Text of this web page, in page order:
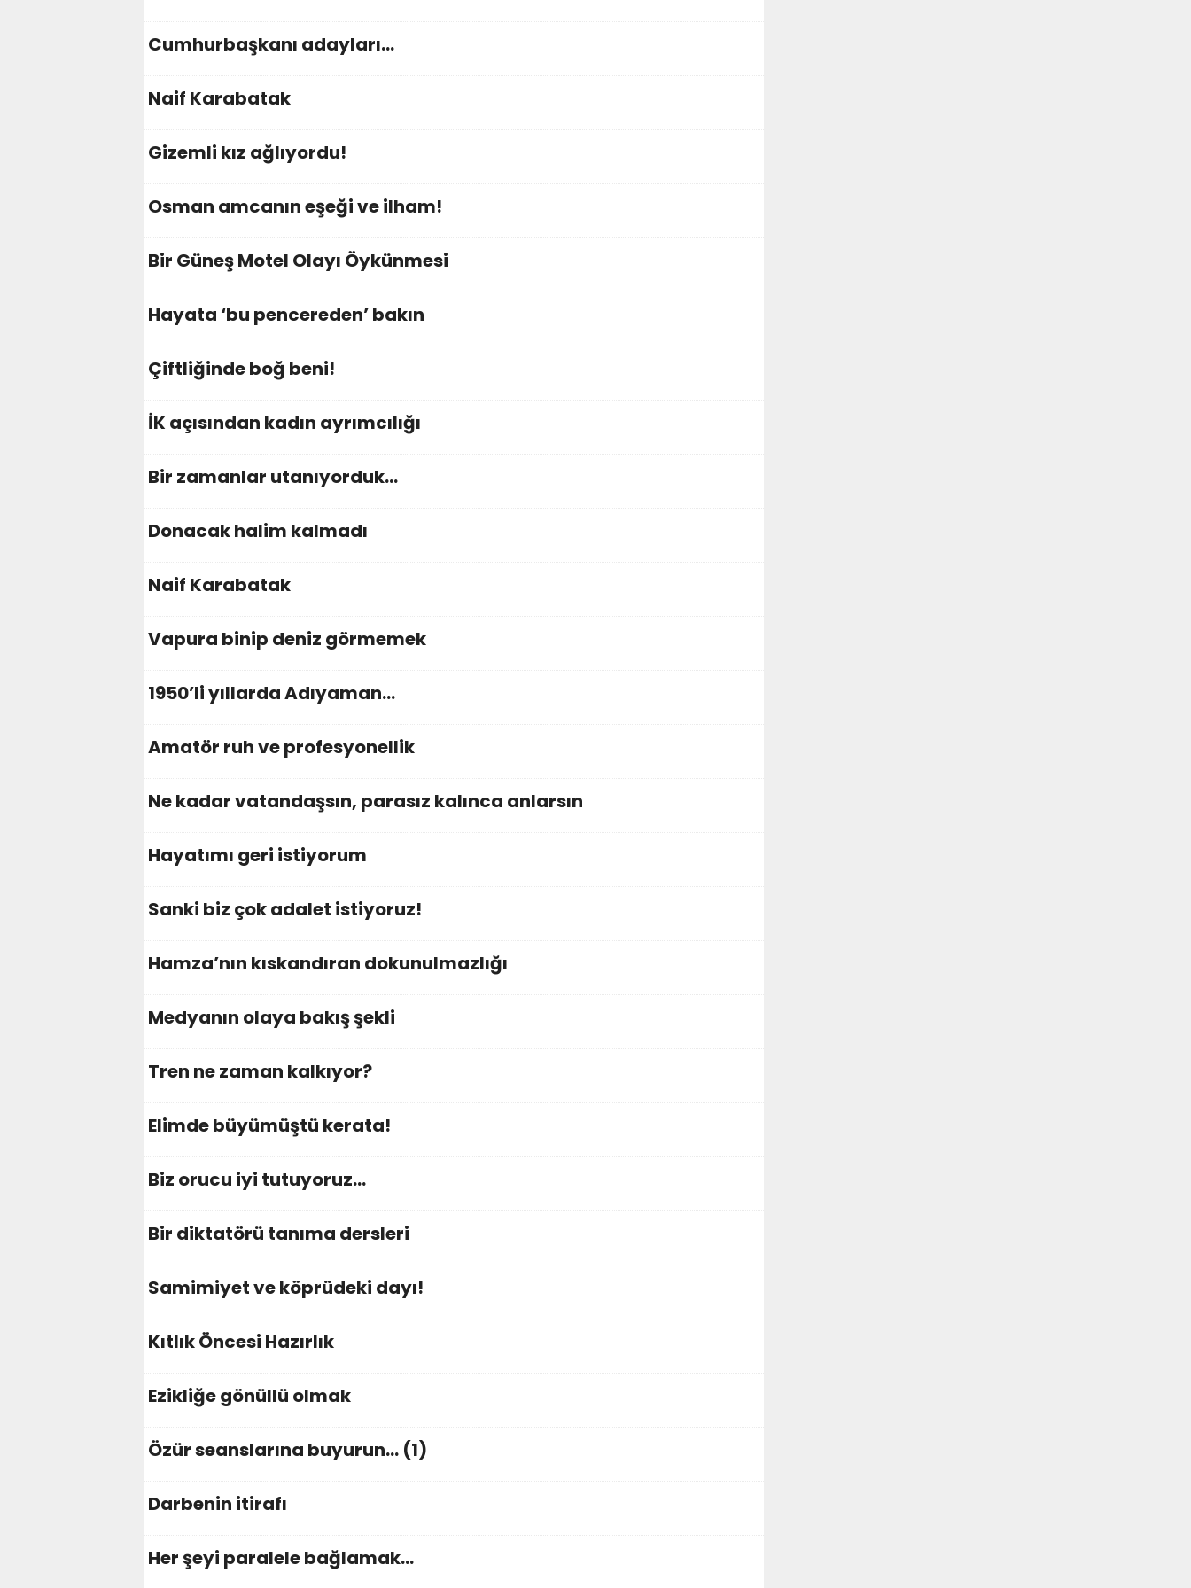
Cumhurbaşkanı adayları…
Naif Karabatak
Gizemli kız ağlıyordu!
Osman amcanın eşeği ve ilham!
Bir Güneş Motel Olayı Öykünmesi
Hayata ‘bu pencereden’ bakın
Çiftliğinde boğ beni!
İK açısından kadın ayrımcılığı
Bir zamanlar utanıyorduk…
Donacak halim kalmadı
Naif Karabatak
Vapura binip deniz görmemek
1950’li yıllarda Adıyaman…
Amatör ruh ve profesyonellik
Ne kadar vatandaşsın, parasız kalınca anlarsın
Hayatımı geri istiyorum
Sanki biz çok adalet istiyoruz!
Hamza’nın kıskandıran dokunulmazlığı
Medyanın olaya bakış şekli
Tren ne zaman kalkıyor?
Elimde büyümüştü kerata!
Biz orucu iyi tutuyoruz…
Bir diktatörü tanıma dersleri
Samimiyet ve köprüdeki dayı!
Kıtlık Öncesi Hazırlık
Ezikliğe gönüllü olmak
Özür seanslarına buyurun… (1)
Darbenin itirafı
Her şeyi paralele bağlamak…